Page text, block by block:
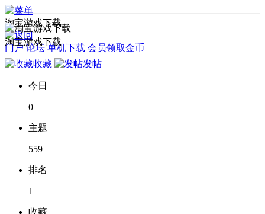
淘宝游戏下载
门户 论坛 单机下载 会员领取金币
淘宝游戏下载
收藏 发帖
今日
0
主题
559
排名
1